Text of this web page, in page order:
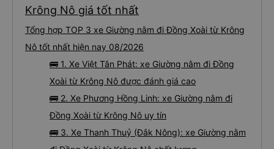
Krông Nô giá tốt nhất
Tổng hợp TOP 3 xe Giường nằm đi Đồng Xoài từ Krông
Nô tốt nhất hiện nay 08/2026
🚌 1. Xe Việt Tân Phát: xe Giường nằm đi Đồng
Xoài từ Krông Nô được đánh giá cao
🚌 2. Xe Phương Hồng Linh: xe Giường nằm đi
Đồng Xoài từ Krông Nô uy tín
🚌 3. Xe Thanh Thuỷ (Đắk Nông): xe Giường nằm